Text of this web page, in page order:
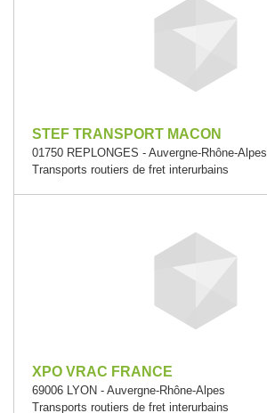
STEF TRANSPORT MACON
01750 REPLONGES - Auvergne-Rhône-Alpes
Transports routiers de fret interurbains
XPO VRAC FRANCE
69006 LYON - Auvergne-Rhône-Alpes
Transports routiers de fret interurbains